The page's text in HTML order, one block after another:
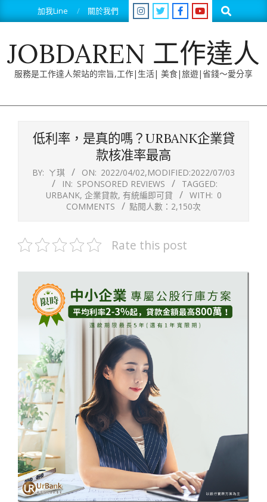
to
加我Line 關於我們 Search
JOBDAREN 工作達人
服務是工作達人架站的宗旨,工作|生活| 美食|旅遊|省錢～愛分享
低利率，是真的嗎？URBANK企業貸
款核准率最高
BY: ㄚ琪 ON: 2022/04/02,MODIFIED:2022/07/03
IN: SPONSORED REVIEWS
TAGGED:
URBANK, 企業貸款, 有統編即可貸 WITH: 0
COMMENTS
點閱人數：2,150次
Rate this post